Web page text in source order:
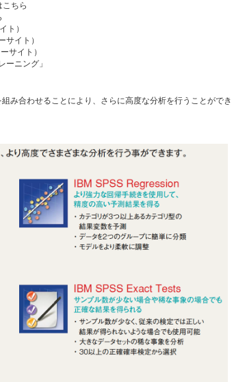
ちら
ト）
イト）
サイト）
ニング」
み合わせることにより、さらに高度な分析を行うことができ